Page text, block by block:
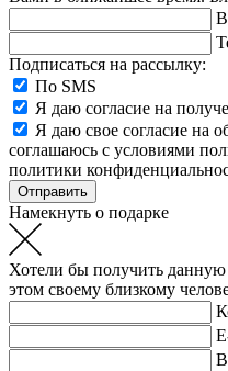
Подписаться на рассылку:
По SMS
Я даю согласие на
Я даю свое согласие на
соглашаюсь с условиями
политики
Намекнуть о подарке
Хотели бы получить
этом своему близкому